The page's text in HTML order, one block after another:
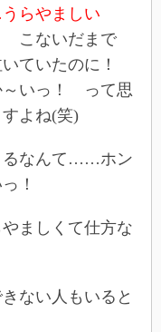
らやましい
こないだまで
いていたのに！
～いっ！ って思
よね(笑)
るなんて……ホン
！
ましくて仕方な
ない人もいると